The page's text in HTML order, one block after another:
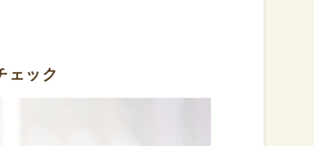
ェック